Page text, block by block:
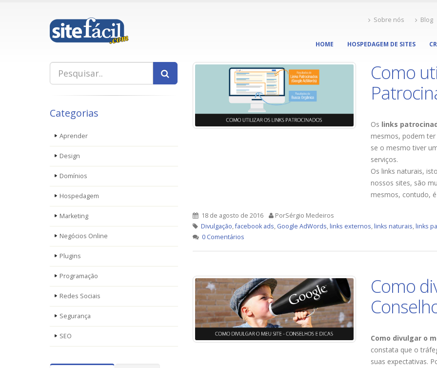
Sobre nós Blog
HOME HOSPEDAGEM DE SITES
Categorias
Aprender
Design
Domínios
Hospedagem
Marketing
Negócios Online
Plugins
Programação
Redes Sociais
Segurança
SEO
Como
Os links
mesmos, podem
se o mesmo tiver
serviços.
Os links naturais,
nossos sites, são
mesmos, contudo,
18 de agosto de 2016
PorSérgio Medeiros
Divulgação,facebook ads, Google AdWords,links externos,links naturais,links
0 Comentários
Como
Como divulgar o
constata que o
suas expectativas.